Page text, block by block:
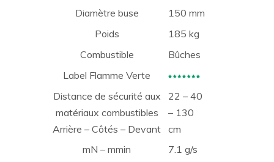
Diamètre buse
150 mm
Poids
185 kg
Combustible
Bûches
Label Flamme Verte
Distance de sécurité aux
matériaux combustibles
Arrière – Côtés – Devant
22 – 40
– 130
cm
mN – mmin
7.1 g/s